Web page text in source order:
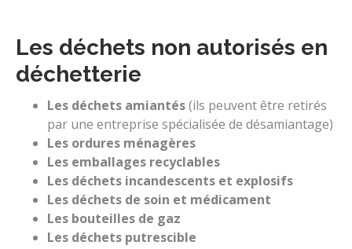
Les déchets non autorisés en
déchetterie
Les déchets amiantés(ils peuvent être retirés
par une entreprise spécialisée de désamiantage)
Les ordures ménagères
Les emballages recyclables
Les déchets incandescents et explosifs
Les déchets de soin et médicament
Les bouteilles de gaz
Les déchets putrescible